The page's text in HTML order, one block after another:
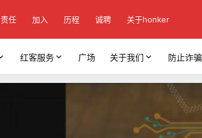
责任 加入 历程 诚聘 关于honker
红客服务 广场 关于我们 防止诈骗